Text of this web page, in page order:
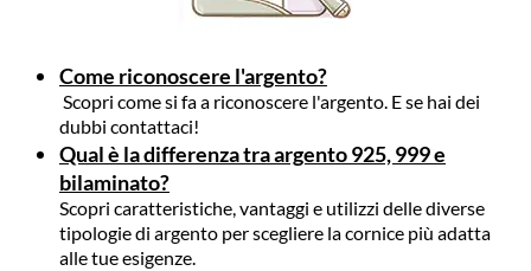
Come riconoscere l'argento?
Scopri come si fa a riconoscere l'argento. E se hai dei
dubbi contattaci!
Qual è la differenza tra argento 925, 999 e
bilaminato?
Scopri caratteristiche, vantaggi e utilizzi delle diverse
tipologie di argento per scegliere la cornice più adatta
alle tue esigenze.